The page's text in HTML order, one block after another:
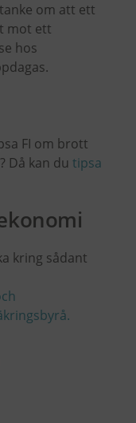
om att ett
mot ett
hos
FI om brott
Då kan du tipsa
kring sådant